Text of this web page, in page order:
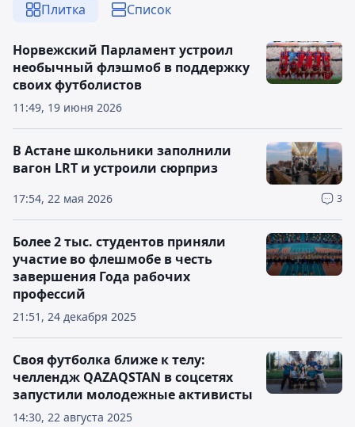
Плитка Список
11:49, 19 июня 2026
Норвежский Парламент устроил
необычный флэшмоб в поддержку
своих футболистов
17:54, 22 мая 2026 3
В Астане школьники заполнили
вагон LRT и устроили сюрприз
21:51, 24 декабря 2025
Более 2 тыс. студентов приняли
участие во флешмобе в честь
завершения Года рабочих
профессий
14:30, 22 августа 2025
Своя футболка ближе к телу:
челлендж QAZAQSTAN в соцсетях
запустили молодежные активисты